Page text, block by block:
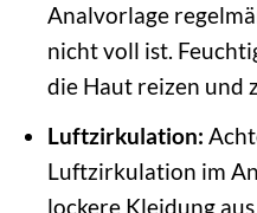
Analvorlage
nicht voll ist.
die Haut reizen und
Luftzirkulation:
Luftzirkulation im
lockere Kleidung